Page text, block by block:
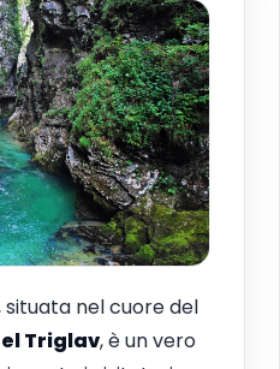
situata nel cuore del
Triglav, è un vero